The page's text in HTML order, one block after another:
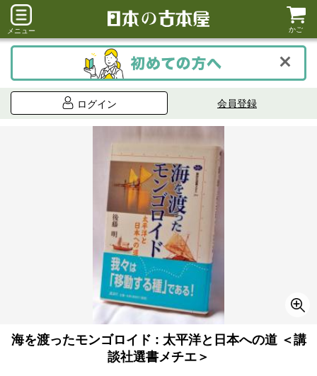
メニュー かご
ログイン 会員登録
海を渡ったモンゴロイド : 太平洋と日本への道 ＜講
談社選書メチエ＞